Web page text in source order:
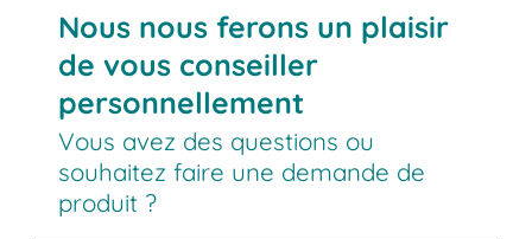
Nous nous ferons un plaisir
de vous conseiller
personnellement
Vous avez des questions ou
souhaitez faire une demande de
produit ?